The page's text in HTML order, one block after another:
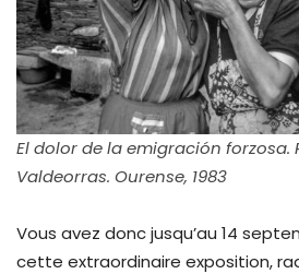
El dolor de la emigración forzosa.
Valdeorras. Ourense, 1983
Vous avez donc jusqu’au 14
cette extraordinaire exposition,